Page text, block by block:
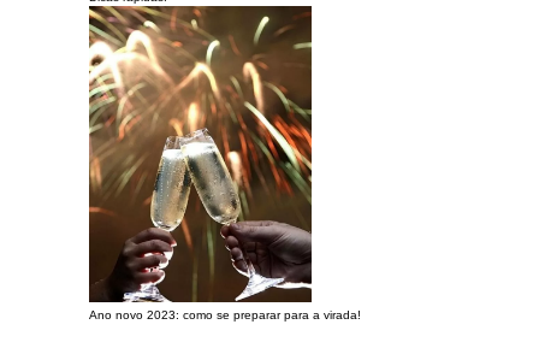
Ano novo 2023: como se preparar para a virada!